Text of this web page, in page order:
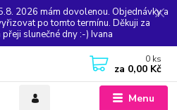
2026 mám dovolenou. Objednávky a
po tomto termínu. Děkuji za
slunečné dny :-) Ivana
Menu
0 ks
za 0,00 Kč